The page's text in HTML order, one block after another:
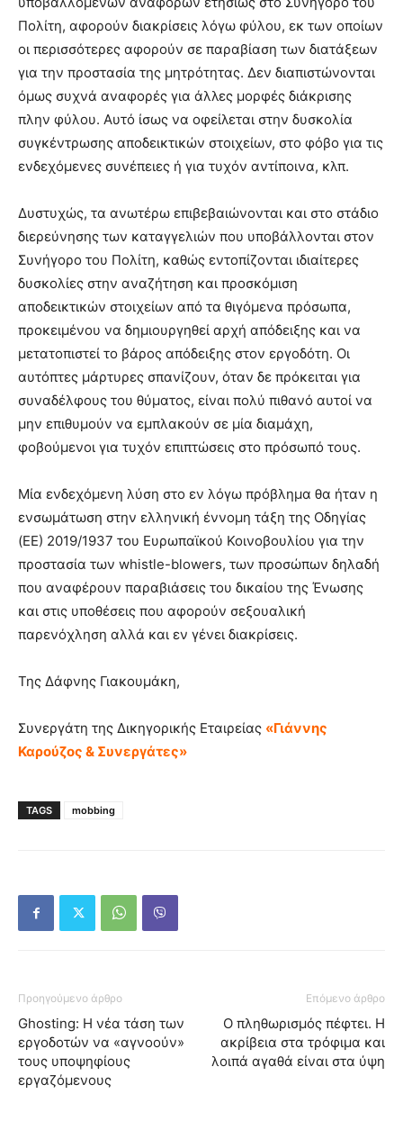
Πολίτη, αφορούν διακρίσεις λόγω φύλου, εκ των οποίων
οι περισσότερες αφορούν σε παραβίαση των διατάξεων
για την προστασία της μητρότητας. Δεν διαπιστώνονται
όμως συχνά αναφορές για άλλες μορφές διάκρισης
πλην φύλου. Αυτό ίσως να οφείλεται στην δυσκολία
συγκέντρωσης αποδεικτικών στοιχείων, στο φόβο για τις
ενδεχόμενες συνέπειες ή για τυχόν αντίποινα, κλπ.
Δυστυχώς, τα ανωτέρω επιβεβαιώνονται και στο στάδιο
διερεύνησης των καταγγελιών που υποβάλλονται στον
Συνήγορο του Πολίτη, καθώς εντοπίζονται ιδιαίτερες
δυσκολίες στην αναζήτηση και προσκόμιση
αποδεικτικών στοιχείων από τα θιγόμενα πρόσωπα,
προκειμένου να δημιουργηθεί αρχή απόδειξης και να
μετατοπιστεί το βάρος απόδειξης στον εργοδότη. Οι
αυτόπτες μάρτυρες σπανίζουν, όταν δε πρόκειται για
συναδέλφους του θύματος, είναι πολύ πιθανό αυτοί να
μην επιθυμούν να εμπλακούν σε μία διαμάχη,
φοβούμενοι για τυχόν επιπτώσεις στο πρόσωπό τους.
Μία ενδεχόμενη λύση στο εν λόγω πρόβλημα θα ήταν η
ενσωμάτωση στην ελληνική έννομη τάξη της Οδηγίας
(EE) 2019/1937 του Ευρωπαϊκού Κοινοβουλίου για την
προστασία των whistle-blowers, των προσώπων δηλαδή
που αναφέρουν παραβιάσεις του δικαίου της Ένωσης
και στις υποθέσεις που αφορούν σεξουαλική
παρενόχληση αλλά και εν γένει διακρίσεις.
Της Δάφνης Γιακουμάκη,
Συνεργάτη της Δικηγορικής Εταιρείας «Γιάννης
Καρούζος & Συνεργάτες»
TAGS mobbing
Προηγούμενο άρθρο
Ghosting: Η νέα τάση των
εργοδοτών να «αγνοούν»
τους υποψηφίους
εργαζόμενους
Επόμενο άρθρο
Ο πληθωρισμός πέφτει. Η
ακρίβεια στα τρόφιμα και
λοιπά αγαθά είναι στα ύψη